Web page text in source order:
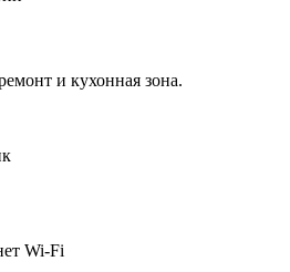
и кухонная зона.
Wi-Fi